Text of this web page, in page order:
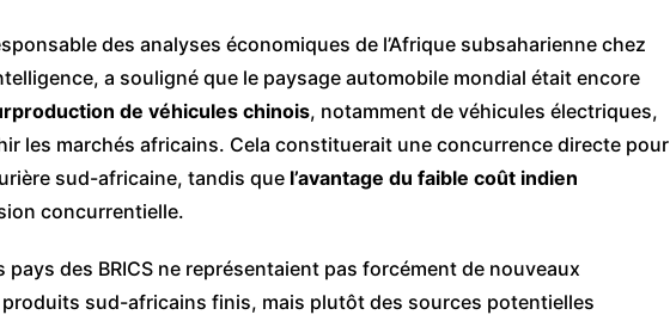
des analyses économiques de l’Afrique subsaharienne chez
a souligné que le paysage automobile mondial était encore
de véhicules chinois, notamment de véhicules électriques,
les marchés africains. Cela constituerait une concurrence directe pour
sud-africaine, tandis que l’avantage du faible coût indien
concurrentielle.
pays des BRICS ne représentaient pas forcément de nouveaux
sud-africains finis, mais plutôt des sources potentielles